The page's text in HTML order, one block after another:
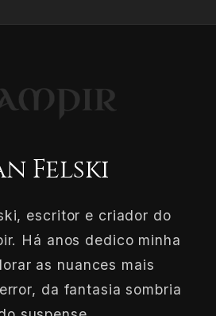
Felski
escritor e criador do
Há anos dedico minha
as nuances mais
da fantasia sombria